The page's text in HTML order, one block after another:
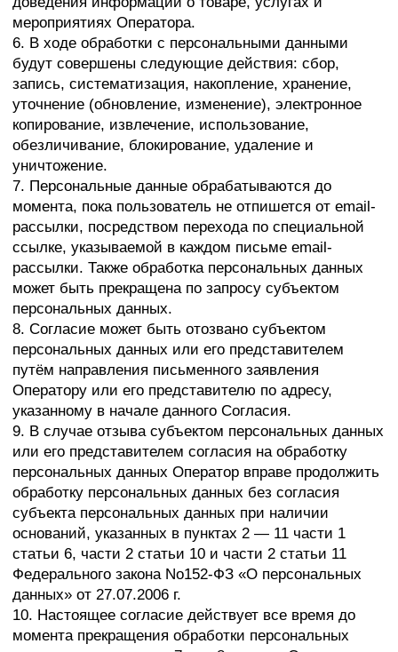
путём направления письменного заявления
Оператору или его представителю по адресу,
указанному в начале данного Согласия.
9. В случае отзыва субъектом персональных данных
или его представителем согласия на обработку
персональных данных Оператор вправе продолжить
обработку персональных данных без согласия
субъекта персональных данных при наличии
оснований, указанных в пунктах 2 — 11 части 1
статьи 6, части 2 статьи 10 и части 2 статьи 11
Федерального закона No152-ФЗ «О персональных
данных» от 27.07.2006 г.
10. Настоящее согласие действует все время до
момента прекращения обработки персональных
данных, указанных в п.7 и п. 8 данного Согласия.
11. Согласие действует все время до момента
прекращения обработки персональных данных.
12. Во всём остальном, что не предусмотрено
настоящим Согласием, Оператор и субъекты
персональных данных руководствуются Политикой
конфиденциальности и политики обработки
персональных данных и применимыми нормами
действующего законодательства Российской
13. Я уведомлен(на), что по поручению Оператора,
мои персональные данные могут обрабатываться
партнёрами и поставщиками услуг Оператора и даю
на это своё согласие.
Согласие на обработку
подписчиков на рассылки
Согласие на обработку
Политика конфиденциальности
и обработки персональных данных
КУЛЬТУРНЫЙ ПРОЕКТ “СОЮЗ”.
МОСКВА, УЛ. ПЕТРОВКА, 17 С1.
ТЕЛЕФОН: 8 97 7600 78 10